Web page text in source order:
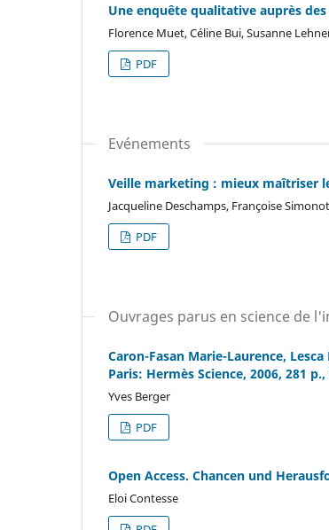
Une enquête qualitative auprès
Florence Muet, Céline Bui, Susanne
PDF
Evénements
Veille marketing : mieux maîtriser
Jacqueline Deschamps, Françoise
PDF
Ouvrages parus en science de
Caron-Fasan Marie-Laurence,
Paris: Hermès Science, 2006, 281
Yves Berger
PDF
Open Access. Chancen und
Eloi Contesse